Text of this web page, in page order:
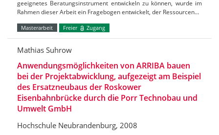
geeignetes Beratungsinstrument entwickeln zu können, wurde im
Rahmen dieser Arbeit ein Fragebogen entwickelt, der Ressourcen…
Masterarbeit Freier Zugang
Mathias Suhrow
Anwendungsmöglichkeiten von ARRIBA bauen
bei der Projektabwicklung, aufgezeigt am Beispiel
des Ersatzneubaus der Roskower
Eisenbahnbrücke durch die Porr Technobau und
Umwelt GmbH
Hochschule Neubrandenburg, 2008